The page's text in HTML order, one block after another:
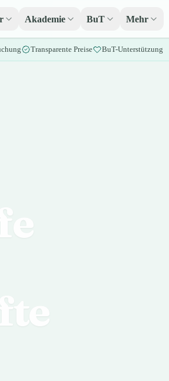
Akademie BuT Mehr
Transparente Preise BuT-Unterstützung